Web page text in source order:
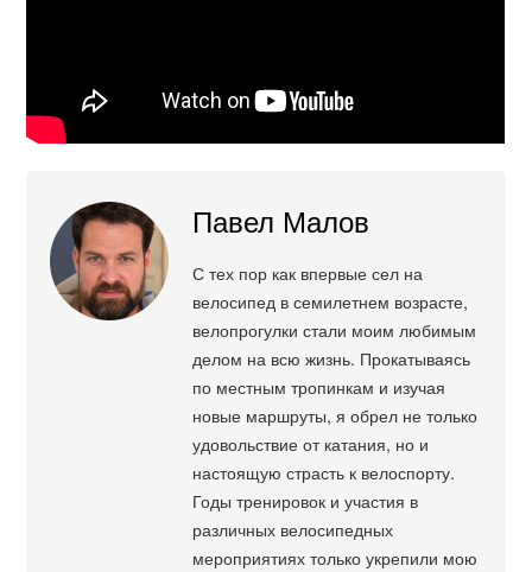
Павел Малов
С тех пор как впервые сел на
велосипед в семилетнем возрасте,
велопрогулки стали моим любимым
делом на всю жизнь. Прокатываясь
по местным тропинкам и изучая
новые маршруты, я обрел не только
удовольствие от катания, но и
настоящую страсть к велоспорту.
Годы тренировок и участия в
различных велосипедных
мероприятиях только укрепили мою